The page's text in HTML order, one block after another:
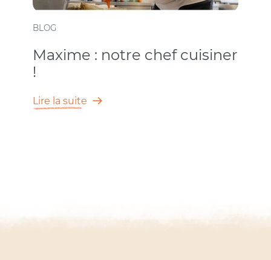
BLOG
Maxime : notre chef cuisiner
!
Lire la suite